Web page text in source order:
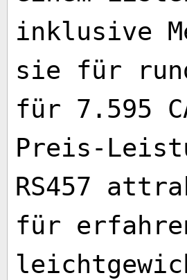
inklusive
sie für
für 7.595
Preis-
RS457
für